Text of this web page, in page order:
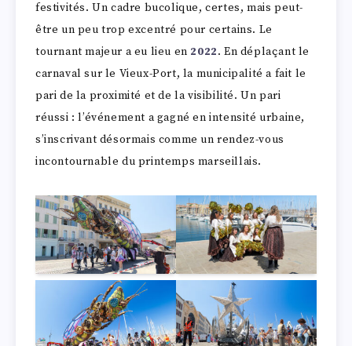
festivités. Un cadre bucolique, certes, mais peut-
être un peu trop excentré pour certains. Le
tournant majeur a eu lieu en 2022. En déplaçant le
carnaval sur le Vieux-Port, la municipalité a fait le
pari de la proximité et de la visibilité. Un pari
réussi : l’événement a gagné en intensité urbaine,
s’inscrivant désormais comme un rendez-vous
incontournable du printemps marseillais.